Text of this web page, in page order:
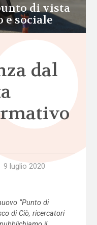
di vista
sociale
dal
9 luglio 2020
“Punto di
di Ciò, ricercatori